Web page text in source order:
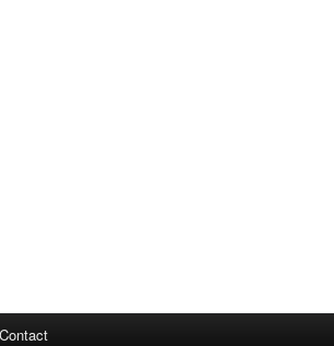
Contact